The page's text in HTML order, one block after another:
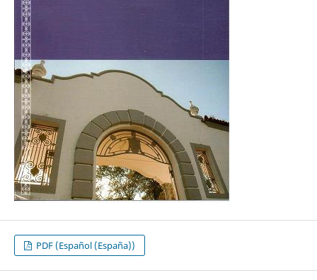
PDF (Español (España))